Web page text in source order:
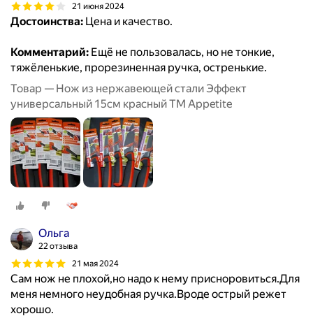
21 июня 2024
Достоинства: Цена и качество.
Комментарий: Ещё не пользовалась, но не тонкие,
тяжёленькие, прорезиненная ручка, остренькие.
Товар — Нож из нержавеющей стали Эффект
универсальный 15см красный ТМ Appetite
Ольга
22 отзыва
21 мая 2024
Сам нож не плохой,но надо к нему присноровиться.Для
меня немного неудобная ручка.Вроде острый режет
хорошо.